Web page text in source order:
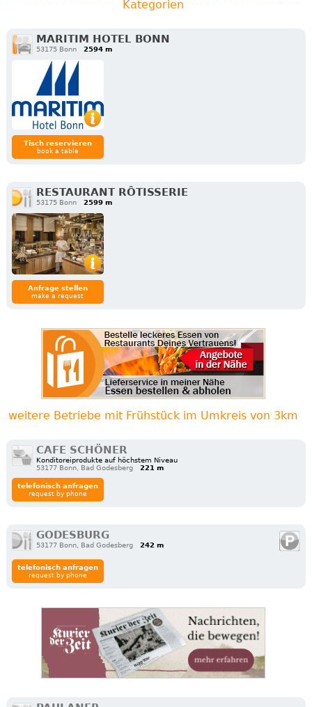
Kategorien
MARITIM HOTEL BONN
53175 Bonn 2594 m
Tisch reservieren
book a table
RESTAURANT RÔTISSERIE
53175 Bonn 2599 m
Anfrage stellen
make a request
weitere Betriebe mit Frühstück im Umkreis von 3km
CAFE SCHÖNER
Konditoreiprodukte auf höchstem Niveau
53177 Bonn, Bad Godesberg
221 m
telefonisch anfragen
request by phone
GODESBURG
53177 Bonn, Bad Godesberg 242 m
telefonisch anfragen
request by phone